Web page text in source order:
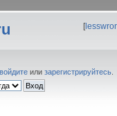
[
войдите или зарегистрируйтесь